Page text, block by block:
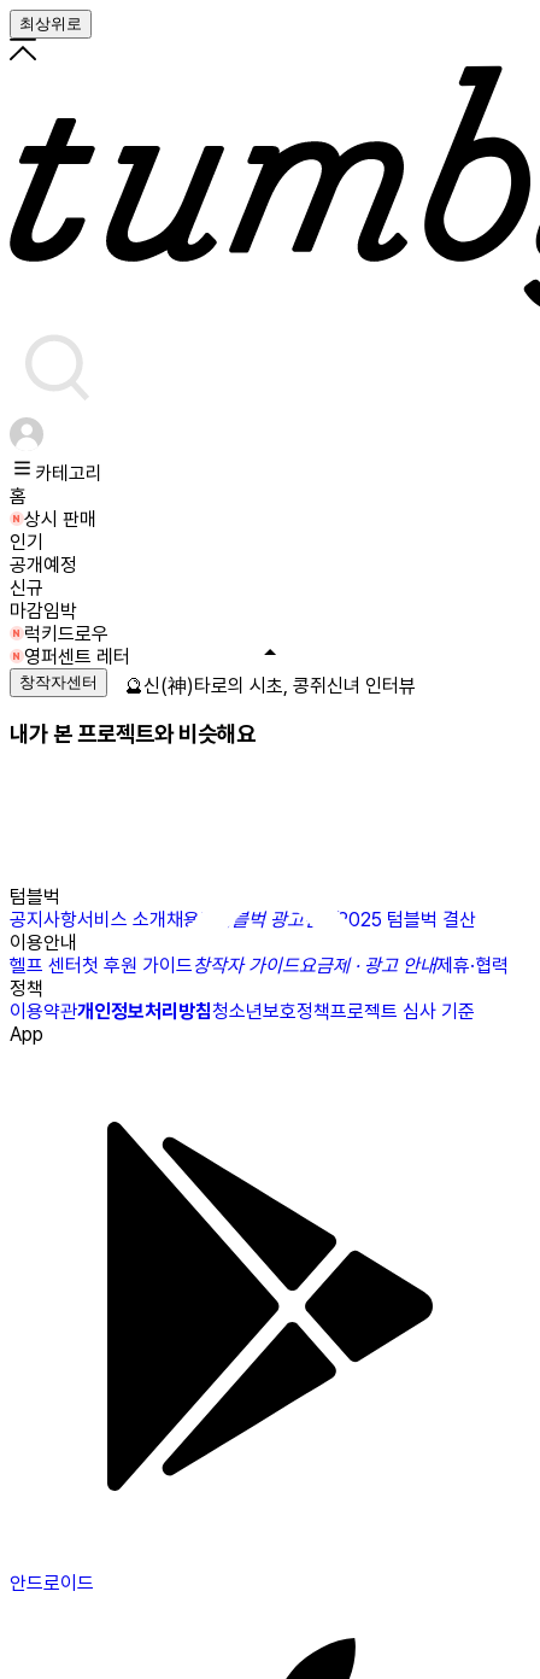
최상위로
카테고리
홈
상시 판매
인기
공개예정
신규
마감임박
럭키드로우
영퍼센트 레터
창작자센터
내가 본 프로젝트와 비슷해요
텀블벅
공지사항서비스 소개채용N 텀블벅 광고센터
2025 텀블벅 결산
이용안내
헬프 센터첫 후원 가이드창작자 가이드요금제 · 광고 안내제휴·협력
정책
이용약관개인정보처리방침청소년보호정책프로젝트 심사 기준
App
안드로이드
🔮신(神)타로의 시초, 콩쥐신녀 인터뷰